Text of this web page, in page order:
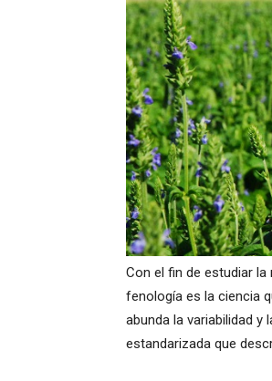
Con el fin de estudiar
fenología es la ciencia
abunda la variabilidad
estandarizada que